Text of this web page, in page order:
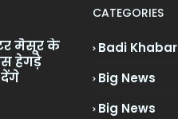
मैसूर के
हेगड़े
CATEGORIES
Badi Khabar
Big News
Big News